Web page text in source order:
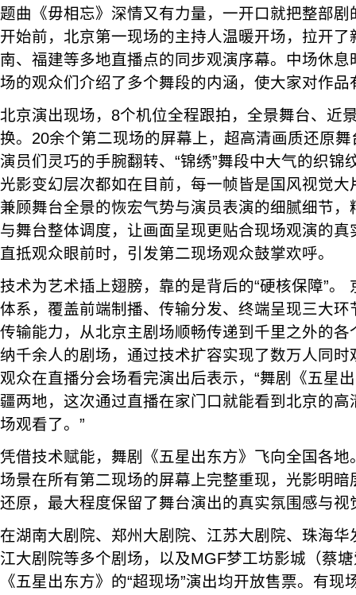
题曲《毋相忘》深情又有力量，一开口就把整部剧
开始前，北京第一现场的主持人温暖开场，拉开
南、福建等多地直播点的同步观演序幕。中场休
场的观众们介绍了多个舞段的内涵，使大家对作品
北京演出现场，8个机位全程跟拍，全景舞台、近
换。20余个第二现场的屏幕上，超高清画质还原舞
演员们灵巧的手腕翻转、“锦绣”舞段中大气的织锦
光影变幻层次都如在目前，每一帧皆是国风视觉
兼顾舞台全景的恢宏气势与演员表演的细腻细节
与舞台整体调度，让画面呈现更贴合现场观演的
直抵观众眼前时，引发第二现场观众鼓掌欢呼。
技术为艺术插上翅膀，靠的是背后的“硬核保障”。
体系，覆盖前端制播、传输分发、终端呈现三大
传输能力，从北京主剧场顺畅传递到千里之外的
纳千余人的剧场，通过技术扩容实现了数万人同
观众在直播分会场看完演出后表示，“舞剧《五星
疆两地，这次通过直播在家门口就能看到北京的
场观看了。”
凭借技术赋能，舞剧《五星出东方》飞向全国各
场景在所有第二现场的屏幕上完整重现，光影明
还原，最大程度保留了舞台演出的真实氛围感与视
在湖南大剧院、郑州大剧院、江苏大剧院、珠海
江大剧院等多个剧场，以及MGF梦工坊影城（蔡
《五星出东方》的“超现场”演出均开放售票。有现